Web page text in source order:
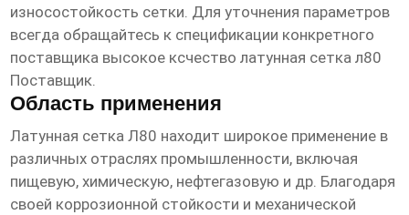
износостойкость сетки. Для уточнения параметров
всегда обращайтесь к спецификации конкретного
поставщика высокое ксчество латунная сетка л80
Поставщик.
Область применения
Латунная сетка Л80 находит широкое применение в
различных отраслях промышленности, включая
пищевую, химическую, нефтегазовую и др. Благодаря
своей коррозионной стойкости и механической